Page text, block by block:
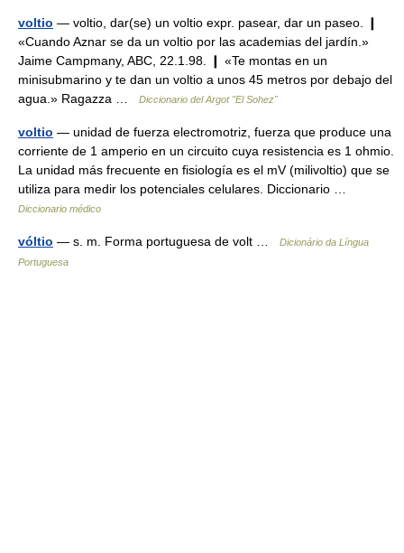
voltio — voltio, dar(se) un voltio expr. pasear, dar un paseo. ❙
«Cuando Aznar se da un voltio por las academias del jardín.»
Jaime Campmany, ABC, 22.1.98. ❙ «Te montas en un
minisubmarino y te dan un voltio a unos 45 metros por debajo del
agua.» Ragazza …
Diccionario del Argot "El Sohez"
voltio — unidad de fuerza electromotriz, fuerza que produce una
corriente de 1 amperio en un circuito cuya resistencia es 1 ohmio.
La unidad más frecuente en fisiología es el mV (milivoltio) que se
utiliza para medir los potenciales celulares. Diccionario …
Diccionario médico
vóltio — s. m. Forma portuguesa de volt …
Dicionário da Língua
Portuguesa